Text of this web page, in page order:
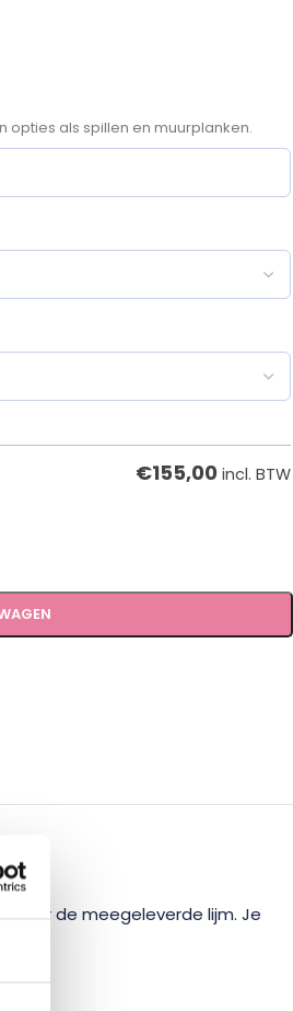
opties als spillen en muurplanken.
€155,00 incl. BTW
door de meegeleverde lijm. Je